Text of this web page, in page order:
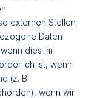
externen Stellen
Daten
dies im
ist, wenn
(z. B.
wenn wir